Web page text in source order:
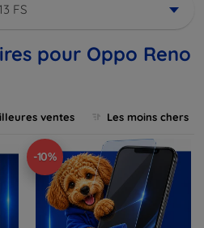
FS
pour Oppo Reno
ventes Les moins chers
-10%